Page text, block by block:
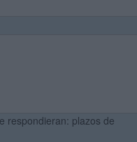
respondieran: plazos de